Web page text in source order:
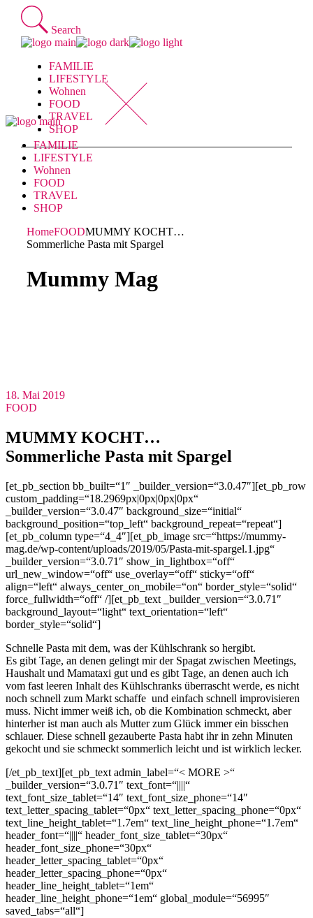
Skip
content
Search
FAMILIE
LIFESTYLE
Wohnen
FOOD
TRAVEL
SHOP
FAMILIE
LIFESTYLE
Wohnen
FOOD
TRAVEL
SHOP
HomeFOODMUMMY KOCHT…
Sommerliche Pasta mit Spargel
Mummy Mag
18. Mai 2019
FOOD
MUMMY KOCHT…
Sommerliche Pasta mit Spargel
[et_pb_section bb_built=“1″ _builder_version=“3.0.47″][et_pb_row
custom_padding=“18.2969px|0px|0px|0px“
_builder_version=“3.0.47″ background_size=“initial“
background_position=“top_left“ background_repeat=“repeat“]
[et_pb_column type=“4_4″][et_pb_image src=“https://mummy-
mag.de/wp-content/uploads/2019/05/Pasta-mit-spargel.1.jpg“
_builder_version=“3.0.71″ show_in_lightbox=“off“
url_new_window=“off“ use_overlay=“off“ sticky=“off“
align=“left“ always_center_on_mobile=“on“ border_style=“solid“
force_fullwidth=“off“ /][et_pb_text _builder_version=“3.0.71″
background_layout=“light“ text_orientation=“left“
border_style=“solid“]
Schnelle Pasta mit dem, was der Kühlschrank so hergibt.
Es gibt Tage, an denen gelingt mir der Spagat zwischen Meetings,
Haushalt und Mamataxi gut und es gibt Tage, an denen auch ich
vom fast leeren Inhalt des Kühlschranks überrascht werde, es nicht
noch schnell zum Markt schaffe und einfach schnell improvisieren
muss. Nicht immer weiß ich, ob die Kombination schmeckt, aber
hinterher ist man auch als Mutter zum Glück immer ein bisschen
schlauer. Diese schnell gezauberte Pasta habt ihr in zehn Minuten
gekocht und sie schmeckt sommerlich leicht und ist wirklich lecker.
[/et_pb_text][et_pb_text admin_label=“< MORE >“
_builder_version=“3.0.71″ text_font=“||||“
text_font_size_tablet=“14″ text_font_size_phone=“14″
text_letter_spacing_tablet=“0px“ text_letter_spacing_phone=“0px“
text_line_height_tablet=“1.7em“ text_line_height_phone=“1.7em“
header_font=“||||“ header_font_size_tablet=“30px“
header_font_size_phone=“30px“
header_letter_spacing_tablet=“0px“
header_letter_spacing_phone=“0px“
header_line_height_tablet=“1em“
header_line_height_phone=“1em“ global_module=“56995″
saved_tabs=“all“]